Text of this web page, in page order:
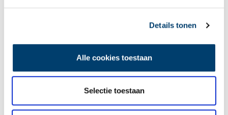
Details tonen
Alle cookies toestaan
Selectie toestaan
vervaardiger: Tulp8,CC BY-SA 4.0
Publicatiedatum: 24/05/2013